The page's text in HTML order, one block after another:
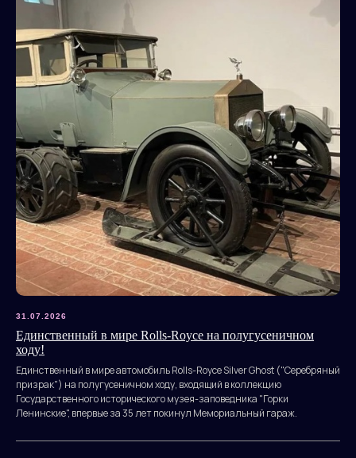
31.07.2026
Единственный в мире Rolls-Royce на полугусеничном
ходу!
Единственный в мире автомобиль Rolls-Royce Silver Ghost ("Серебряный
призрак") на полугусеничном ходу, входящий в коллекцию
Государственного исторического музея-заповедника "Горки
Ленинские", впервые за 35 лет покинул Мемориальный гараж.